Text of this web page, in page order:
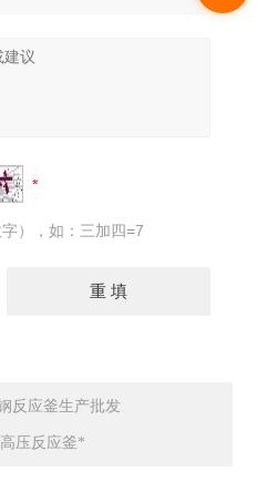
），如：三加四=7
反应釜生产批发
压反应釜*